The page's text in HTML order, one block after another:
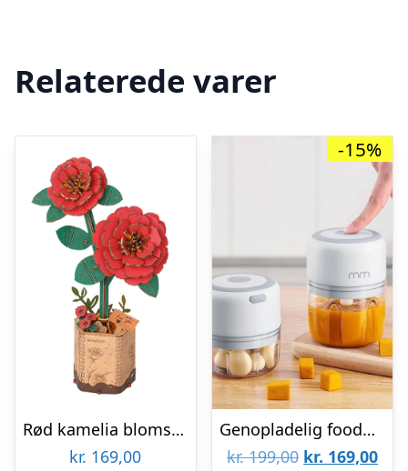
Relaterede varer
Rød kamelia blomst 3D-puslespil fra Rowoodâ¢ (TW031)
kr. 169,00
-15%
Genopladelig foodprocessor
kr.199,00 Den
kr. 169,00Den